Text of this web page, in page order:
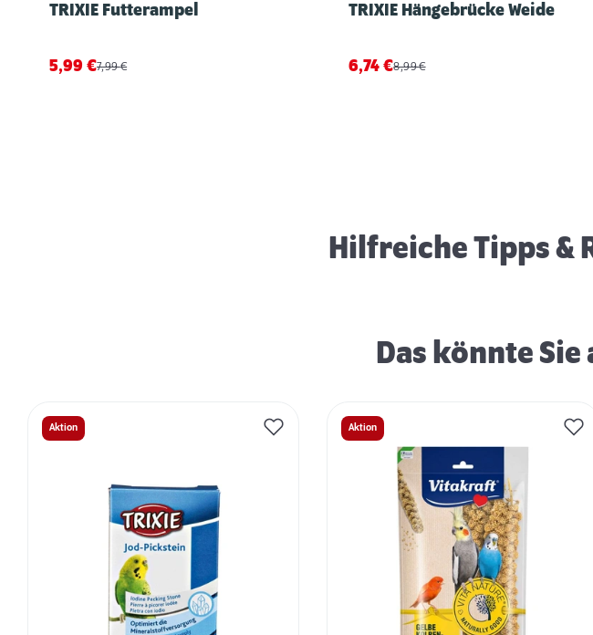
TRIXIE Futterampel
5,99 €7,99€
TRIXIE Hängebrücke Weide
6,74€8,99€
Hilfreiche Tipps &
Das könnte
Aktion Aktion